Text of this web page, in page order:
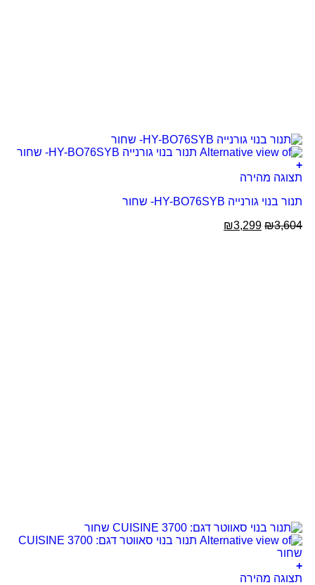
+
תצוגה מהירה
תנור בנוי גורנייה HY-BO76SYB- שחור
₪3,604
₪3,299
+
תצוגה מהירה